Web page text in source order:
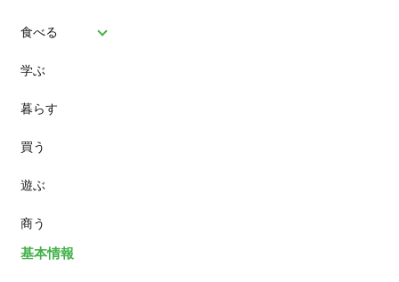
食べる
パン
スイーツ
ランチ
カフェ
学ぶ
暮らす
買う
遊ぶ
商う
基本情報